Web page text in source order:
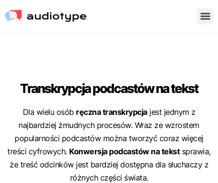
Transkrypcja podcastów na tekst
Dla wielu osób ręczna transkrypcjajest jednym z
najbardziej żmudnych procesów. Wraz ze wzrostem
popularności podcastów można tworzyć coraz więcej
treści cyfrowych. Konwersja podcastów na tekstsprawia,
że treść odcinków jest bardziej dostępna dla słuchaczy z
różnych części świata.